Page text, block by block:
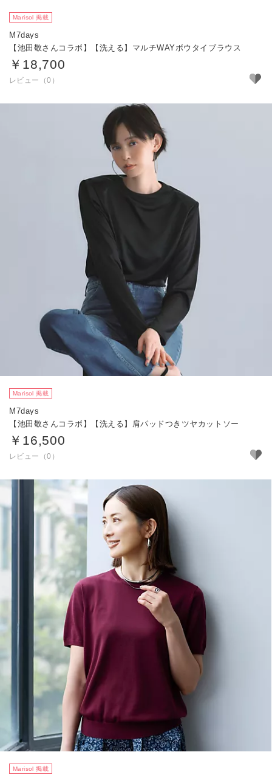
Marisol 掲載
M7days
【池田敬さんコラボ】【洗える】マルチWAYボウタイブラウス
￥18,700
Marisol 掲載
M7days
【池田敬さんコラボ】【洗える】肩パッドつきツヤカットソー
￥16,500
Marisol 掲載